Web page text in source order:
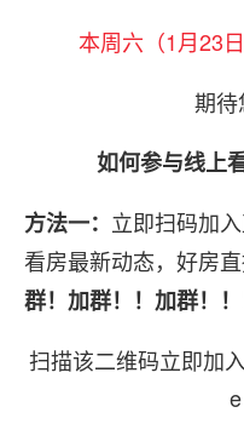
本周六（1月23日
期
如何参与线上
方法一： 立即扫码加
看房最新动态，好房
群！加群！！加群！！
扫描该二维码立即加